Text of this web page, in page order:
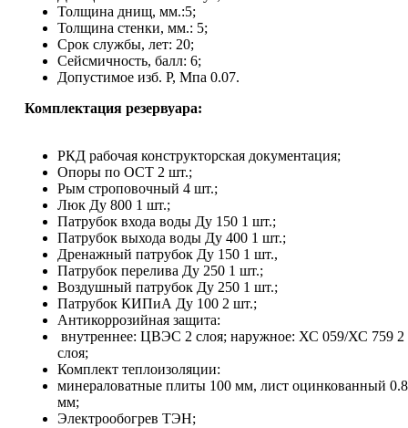
Толщина днищ, мм.:5;
Толщина стенки, мм.: 5;
Срок службы, лет: 20;
Сейсмичность, балл: 6;
Допустимое изб. Р, Мпа 0.07.
Комплектация резервуара:
РКД рабочая конструкторская документация;
Опоры по ОСТ 2 шт.;
Рым строповочный 4 шт.;
Люк Ду 800 1 шт.;
Патрубок входа воды Ду 150 1 шт.;
Патрубок выхода воды Ду 400 1 шт.;
Дренажный патрубок Ду 150 1 шт.,
Патрубок перелива Ду 250 1 шт.;
Воздушный патрубок Ду 250 1 шт.;
Патрубок КИПиА Ду 100 2 шт.;
Антикоррозийная защита:
внутреннее: ЦВЭС 2 слоя; наружное: ХС 059/ХС 759 2
слоя;
Комплект теплоизоляции:
минераловатные плиты 100 мм, лист оцинкованный 0.8
мм;
Электрообогрев ТЭН;